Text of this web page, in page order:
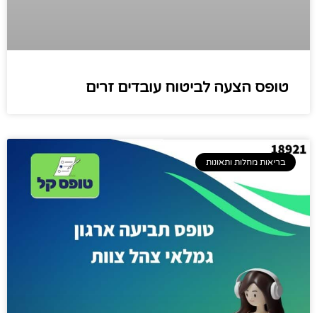
טופס הצעה לביטוח עובדים זרים
בריאות מחלות ותאונות